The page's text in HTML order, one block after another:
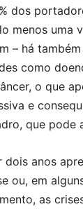
dos
menos uma
– há
como
o que
e
que pode
anos
ou, em
as